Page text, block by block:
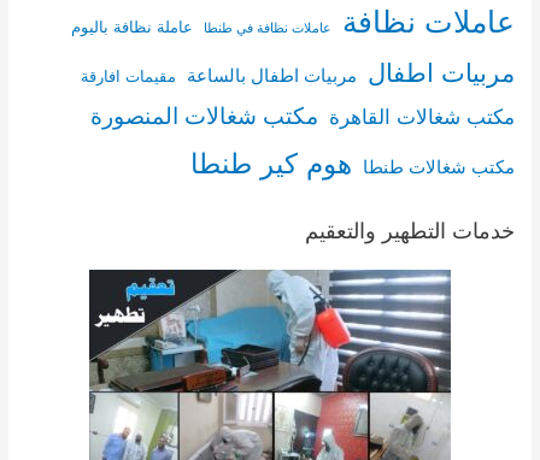
عاملات نظافة عاملات نظافة في طنطا عاملة نظافة باليوم
مربيات اطفال مربيات اطفال بالساعة مقيمات افارقة
مكتب شغالات القاهرة مكتب شغالات المنصورة
مكتب شغالات طنطا هوم كير طنطا
خدمات التطهير والتعقيم